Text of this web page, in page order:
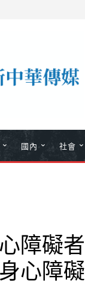
國內 社會
障礙
心障